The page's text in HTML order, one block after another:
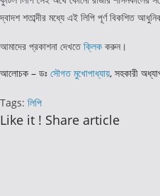
দ্বাদশ শতাব্দীর মধ্যে এই লিপি পূর্ণ বিকশিত
আমাদের প্রকাশনা দেখতেক্লিক করুন।
আলোচক – ডঃ সৌগত মুখোপাধ্যায়, সহকারী
Tags: লিপি
Like it ! Share articleShare